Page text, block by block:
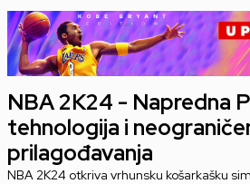
NBA 2K24 - Napredna
tehnologija i
prilagođavanja
NBA 2K24 otkriva vrhunsku košarkašku